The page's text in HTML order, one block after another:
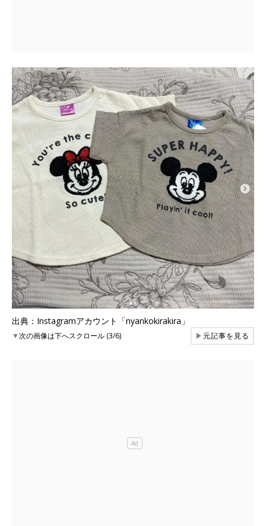
出典：Instagramアカウント「nyankokirakira」
▼次の画像は下へスクロール (3/6) ▶元記事を見る